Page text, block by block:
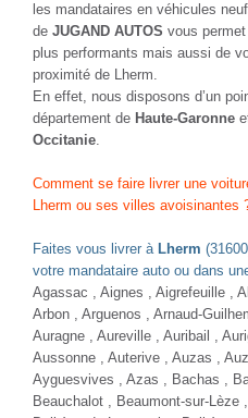
1.5 DCI 115 4X4 PRESTIGE
Diesel - 46000 Km- 2022
23 480 € TTC
Comparer
Plus d'infos
NOUVEAUTÉ